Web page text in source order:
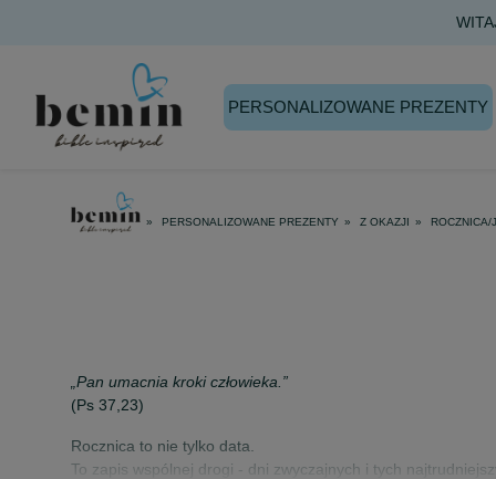
PERSONALIZOWANE PREZENTY
PERSONALIZOWANE PREZENTY Z OKAZJI ROCZNICA/
„Pan umacnia kroki człowieka.”
(Ps 37,23)
Rocznica to nie tylko data.
To zapis wspólnej drogi - dni zwyczajnych i tych